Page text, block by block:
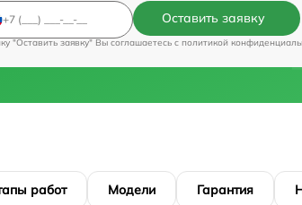
Оставить заявку
"Оставить заявку" Вы соглашаетесь c политикой
работ Модели Гарантия